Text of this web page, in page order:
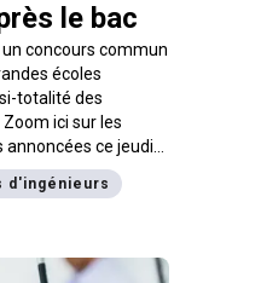
le bac
un concours commun
écoles
totalité des
ici sur les
ce jeudi
la voie d’accès
et qui
les candidats qui
d'ingénieurs